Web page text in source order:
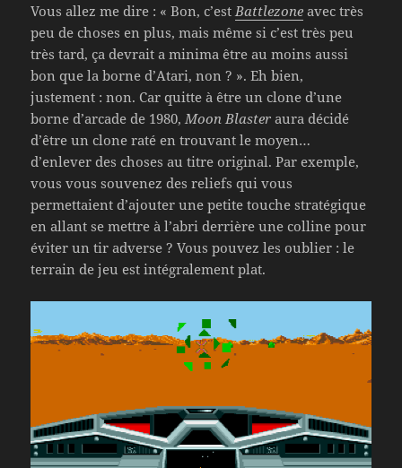
Vous allez me dire : « Bon, c’est Battlezone avec très
peu de choses en plus, mais même si c’est très peu
très tard, ça devrait a minima être au moins aussi
bon que la borne d’Atari, non ? ». Eh bien,
justement : non. Car quitte à être un clone d’une
borne d’arcade de 1980, Moon Blaster aura décidé
d’être un clone raté en trouvant le moyen…
d’enlever des choses au titre original. Par exemple,
vous vous souvenez des reliefs qui vous
permettaient d’ajouter une petite touche stratégique
en allant se mettre à l’abri derrière une colline pour
éviter un tir adverse ? Vous pouvez les oublier : le
terrain de jeu est intégralement plat.